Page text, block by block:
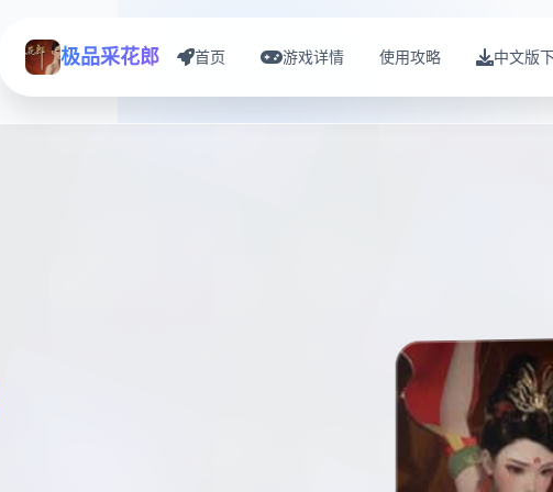
极品采花郎 首页 游戏详情 使用攻略 中文版